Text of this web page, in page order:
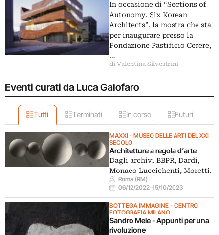
In occasione di “Sections of
Autonomy. Six Korean
Architects”, la mostra che sta
per inaugurare presso la
Fondazione Pastificio Cerere,
…
di Valentina Silvestrini
Eventi curati da Luca Galofaro
Tutti Terminati In corso Futuri
MAXXI - MUSEO DELLE ARTI DEL XXI
SECOLO
Architetture a regola d’arte
Dagli archivi BBPR, Dardi,
Monaco Luccichenti, Moretti.
Roma (RM)
06/12/2022–15/10/2023
BOTTEGA IMMAGINE - CENTRO
FOTOGRAFIA MILANO
Sandro Mele - Appunti per una
rivoluzione